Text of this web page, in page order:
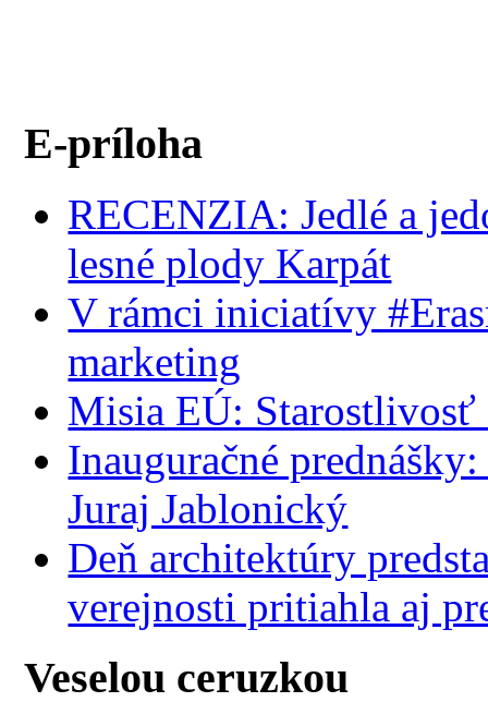
E-príloha
RECENZIA: Jedlé a
lesné plody Karpát
V rámci iniciatívy
marketing
Misia EÚ:
Inauguračné
Juraj Jablonický
Deň architektúry
verejnosti pritiahla aj
Veselou ceruzkou